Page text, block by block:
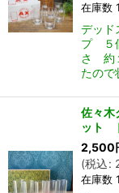
在庫数
デッド
プ ５
さ 約
たので
佐々
ット
2,500
(税込:
在庫数